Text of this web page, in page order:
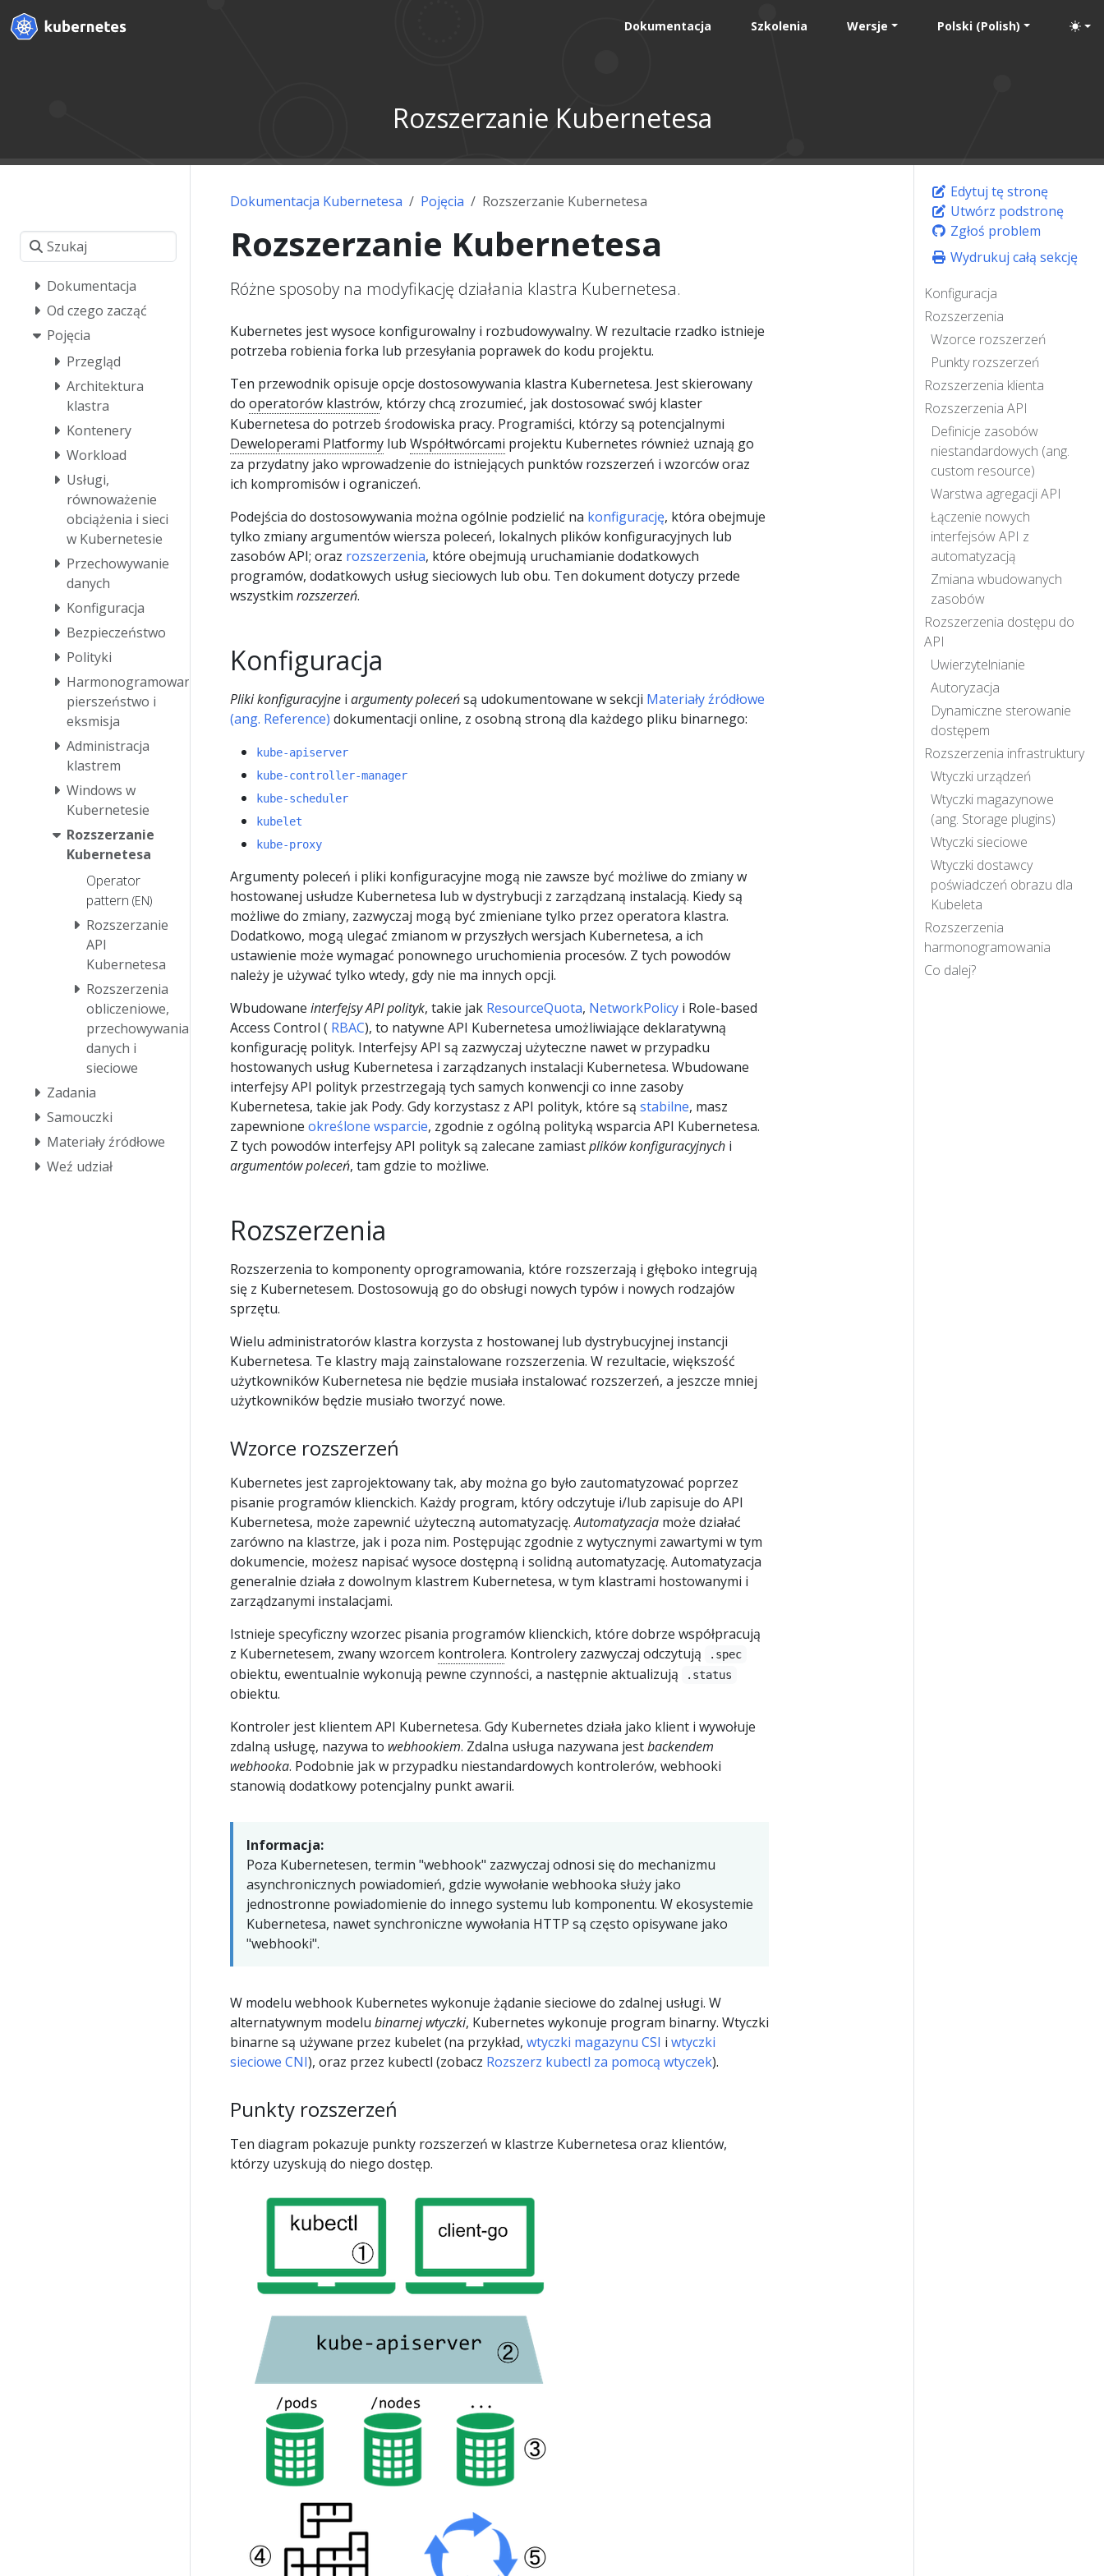
Dokumentacja Szkolenia Wersje Polski (Polish)
Rozszerzanie Kubernetesa
Dokumentacja
Od czego zacząć
Pojęcia
Przegląd
Architektura
klastra
Kontenery
Workload
Usługi,
równoważenie
obciążenia i sieci
w Kubernetesie
Przechowywanie
danych
Konfiguracja
Bezpieczeństwo
Polityki
Harmonogramowanie,
pierszeństwo i
eksmisja
Administracja
klastrem
Windows w
Kubernetesie
Rozszerzanie
Kubernetesa
Operator
pattern (EN)
Rozszerzanie
API
Kubernetesa
Rozszerzenia
obliczeniowe,
przechowywania
danych i
sieciowe
Zadania
Samouczki
Materiały źródłowe
Weź udział
Edytuj tę stronę
Utwórz podstronę
Zgłoś problem
Wydrukuj całą sekcję
Konfiguracja
Rozszerzenia
Wzorce rozszerzeń
Punkty rozszerzeń
Rozszerzenia klienta
Rozszerzenia API
Definicje zasobów
niestandardowych (ang.
custom resource)
Warstwa agregacji API
Łączenie nowych
interfejsów API z
automatyzacją
Zmiana wbudowanych
zasobów
Rozszerzenia dostępu do
API
Uwierzytelnianie
Autoryzacja
Dynamiczne sterowanie
dostępem
Rozszerzenia infrastruktury
Wtyczki urządzeń
Wtyczki magazynowe
(ang. Storage plugins)
Wtyczki sieciowe
Wtyczki dostawcy
poświadczeń obrazu dla
Kubeleta
Rozszerzenia
harmonogramowania
Co dalej?
Dokumentacja Kubernetesa Pojęcia Rozszerzanie Kubernetesa
Rozszerzanie Kubernetesa
Różne sposoby na modyfikację działania klastra Kubernetesa.
Kubernetes jest wysoce konfigurowalny i rozbudowywalny. W rezultacie rzadko istnieje
potrzeba robienia forka lub przesyłania poprawek do kodu projektu.
Ten przewodnik opisuje opcje dostosowywania klastra Kubernetesa. Jest skierowany
do operatorów klastrów, którzy chcą zrozumieć, jak dostosować swój klaster
Kubernetesa do potrzeb środowiska pracy. Programiści, którzy są potencjalnymi
Deweloperami Platformy lub Współtwórcami projektu Kubernetes również uznają go
za przydatny jako wprowadzenie do istniejących punktów rozszerzeń i wzorców oraz
ich kompromisów i ograniczeń.
Podejścia do dostosowywania można ogólnie podzielić na konfigurację, która obejmuje
tylko zmiany argumentów wiersza poleceń, lokalnych plików konfiguracyjnych lub
zasobów API; oraz rozszerzenia, które obejmują uruchamianie dodatkowych
programów, dodatkowych usług sieciowych lub obu. Ten dokument dotyczy przede
wszystkim rozszerzeń.
Konfiguracja
Pliki konfiguracyjne i argumenty poleceńsą udokumentowane w sekcji Materiały źródłowe
(ang. Reference) dokumentacji online, z osobną stroną dla każdego pliku binarnego:
kube-apiserver
kube-controller-manager
kube-scheduler
kubelet
kube-proxy
Argumenty poleceń i pliki konfiguracyjne mogą nie zawsze być możliwe do zmiany w
hostowanej usłudze Kubernetesa lub w dystrybucji z zarządzaną instalacją. Kiedy są
możliwe do zmiany, zazwyczaj mogą być zmieniane tylko przez operatora klastra.
Dodatkowo, mogą ulegać zmianom w przyszłych wersjach Kubernetesa, a ich
ustawienie może wymagać ponownego uruchomienia procesów. Z tych powodów
należy je używać tylko wtedy, gdy nie ma innych opcji.
Wbudowane interfejsy API polityk, takie jak ResourceQuota, NetworkPolicy i Role-based
Access Control ( RBAC), to natywne API Kubernetesa umożliwiające deklaratywną
konfigurację polityk. Interfejsy API są zazwyczaj użyteczne nawet w przypadku
hostowanych usług Kubernetesa i zarządzanych instalacji Kubernetesa. Wbudowane
interfejsy API polityk przestrzegają tych samych konwencji co inne zasoby
Kubernetesa, takie jak Pody. Gdy korzystasz z API polityk, które są stabilne, masz
zapewnione określone wsparcie, zgodnie z ogólną polityką wsparcia API Kubernetesa.
Z tych powodów interfejsy API polityk są zalecane zamiastplików konfiguracyjnych i
argumentów poleceń, tam gdzie to możliwe.
Rozszerzenia
Rozszerzenia to komponenty oprogramowania, które rozszerzają i głęboko integrują
się z Kubernetesem. Dostosowują go do obsługi nowych typów i nowych rodzajów
sprzętu.
Wielu administratorów klastra korzysta z hostowanej lub dystrybucyjnej instancji
Kubernetesa. Te klastry mają zainstalowane rozszerzenia. W rezultacie, większość
użytkowników Kubernetesa nie będzie musiała instalować rozszerzeń, a jeszcze mniej
użytkowników będzie musiało tworzyć nowe.
Wzorce rozszerzeń
Kubernetes jest zaprojektowany tak, aby można go było zautomatyzować poprzez
pisanie programów klienckich. Każdy program, który odczytuje i/lub zapisuje do API
Kubernetesa, może zapewnić użyteczną automatyzację.Automatyzacja może działać
zarówno na klastrze, jak i poza nim. Postępując zgodnie z wytycznymi zawartymi w tym
dokumencie, możesz napisać wysoce dostępną i solidną automatyzację. Automatyzacja
generalnie działa z dowolnym klastrem Kubernetesa, w tym klastrami hostowanymi i
zarządzanymi instalacjami.
Istnieje specyficzny wzorzec pisania programów klienckich, które dobrze współpracują
z Kubernetesem, zwany wzorcem kontrolera. Kontrolery zazwyczaj odczytują .spec
obiektu, ewentualnie wykonują pewne czynności, a następnie aktualizują .status
obiektu.
Kontroler jest klientem API Kubernetesa. Gdy Kubernetes działa jako klient i wywołuje
zdalną usługę, nazywa to webhookiem. Zdalna usługa nazywana jestbackendem
webhooka. Podobnie jak w przypadku niestandardowych kontrolerów, webhooki
stanowią dodatkowy potencjalny punkt awarii.
Informacja:
Poza Kubernetesen, termin "webhook" zazwyczaj odnosi się do mechanizmu
asynchronicznych powiadomień, gdzie wywołanie webhooka służy jako
jednostronne powiadomienie do innego systemu lub komponentu. W ekosystemie
Kubernetesa, nawet synchroniczne wywołania HTTP są często opisywane jako
"webhooki".
W modelu webhook Kubernetes wykonuje żądanie sieciowe do zdalnej usługi. W
alternatywnym modelu binarnej wtyczki, Kubernetes wykonuje program binarny. Wtyczki
binarne są używane przez kubelet (na przykład, wtyczki magazynu CSI i wtyczki
sieciowe CNI), oraz przez kubectl (zobacz Rozszerz kubectl za pomocą wtyczek).
Punkty rozszerzeń
Ten diagram pokazuje punkty rozszerzeń w klastrze Kubernetesa oraz klientów,
którzy uzyskują do niego dostęp.